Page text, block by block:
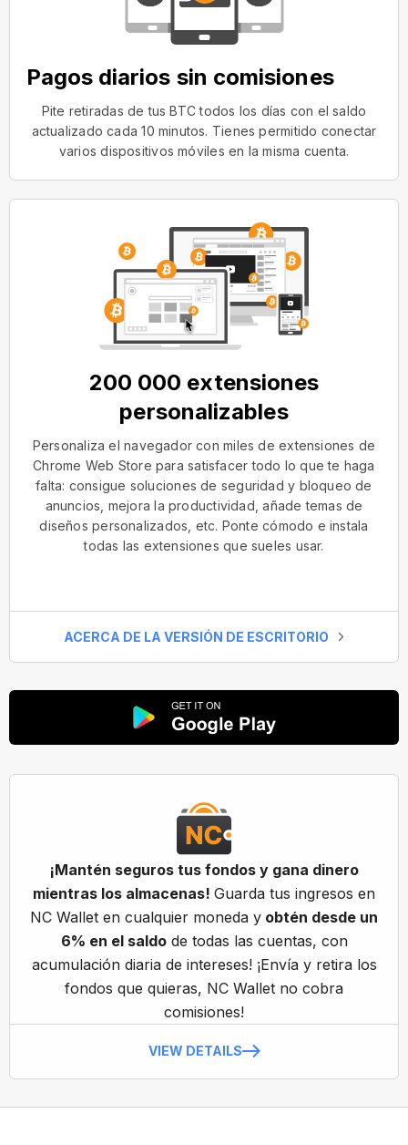
Pagos diarios sin comisiones
Pite retiradas de tus BTC todos los días con el saldo
actualizado cada 10 minutos. Tienes permitido conectar
varios dispositivos móviles en la misma cuenta.
200 000 extensiones
personalizables
Personaliza el navegador con miles de extensiones de
Chrome Web Store para satisfacer todo lo que te haga
falta: consigue soluciones de seguridad y bloqueo de
anuncios, mejora la productividad, añade temas de
diseños personalizados, etc. Ponte cómodo e instala
todas las extensiones que sueles usar.
ACERCA DE LA VERSIÓN DE ESCRITORIO
¡Mantén seguros tus fondos y gana dinero
mientras los almacenas! Guarda tus ingresos en
NC Wallet en cualquier moneda y obtén desde un
6% en el saldode todas las cuentas, con
acumulación diaria de intereses! ¡Envía y retira los
fondos que quieras, NC Wallet no cobra
comisiones!
VIEW DETAILS